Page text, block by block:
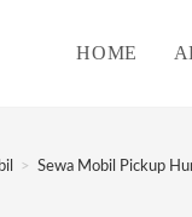
HOME
> Sewa Mobil Pickup